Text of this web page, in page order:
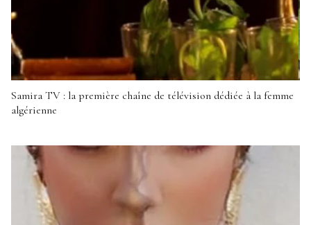
Samira TV : la première chaîne de télévision dédiée à la femme
algérienne